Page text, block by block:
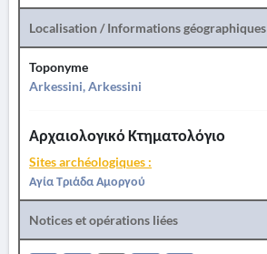
Localisation / Informations géographiques
Toponyme
Arkessini, Arkessini
Αρχαιολογικό Κτηματολόγιο
Sites archéologiques :
Αγία Τριάδα Αμοργού
Notices et opérations liées